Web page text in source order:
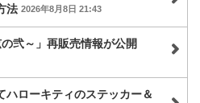
法 2026年8月8日 21:43
弐～」再販売情報が公開
ハローキティのステッカー＆